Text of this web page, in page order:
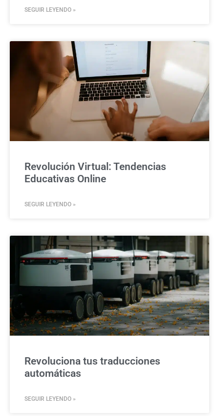
SEGUIR LEYENDO »
Revolución Virtual: Tendencias
Educativas Online
SEGUIR LEYENDO »
Revoluciona tus traducciones
automáticas
SEGUIR LEYENDO »